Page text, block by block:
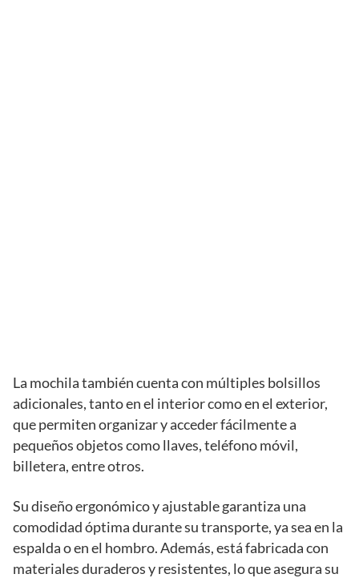
La mochila también cuenta con múltiples bolsillos
adicionales, tanto en el interior como en el exterior,
que permiten organizar y acceder fácilmente a
pequeños objetos como llaves, teléfono móvil,
billetera, entre otros.
Su diseño ergonómico y ajustable garantiza una
comodidad óptima durante su transporte, ya sea en la
espalda o en el hombro. Además, está fabricada con
materiales duraderos y resistentes, lo que asegura su